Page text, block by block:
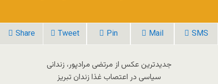
Share Tweet Pin Mail SMS
جدیدترین عکس از مرتضی مرادپور، زندانی
سیاسی در اعتصاب غذا زندان تبریز